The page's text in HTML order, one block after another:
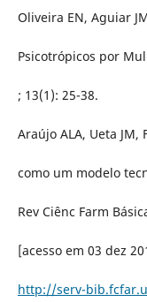
Oliveira EN, Aguiar
Psicotrópicos por
; 13(1): 25-38.
Araújo ALA, Ueta
como um modelo
Rev Ciênc Farm
[acesso em 03 dez
http://serv-